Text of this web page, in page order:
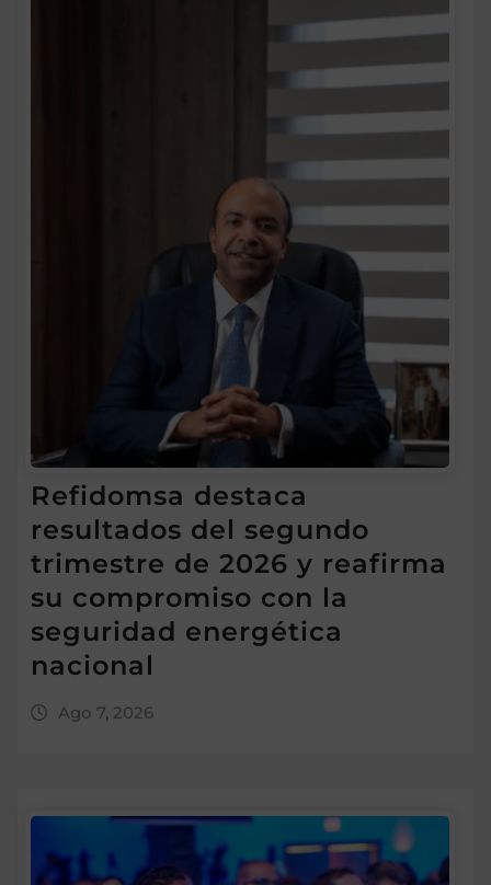
Refidomsa destaca
resultados del segundo
trimestre de 2026 y reafirma
su compromiso con la
seguridad energética
nacional
Ago 7, 2026